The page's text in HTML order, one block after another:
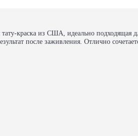
краска из США, идеально подходящая
после заживления. Отлично